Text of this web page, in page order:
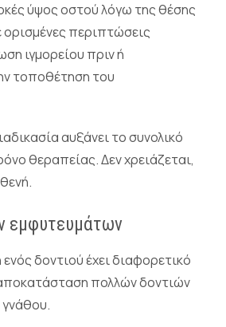
ύψος οστού λόγω της θέσης
ορισμένες περιπτώσεις
ιγμορείου πριν ή
τοποθέτηση του
αυξάνει το συνολικό
θεραπείας. Δεν χρειάζεται,
εμφυτευμάτων
δοντιού έχει διαφορετικό
πολλών δοντιών
γνάθου.